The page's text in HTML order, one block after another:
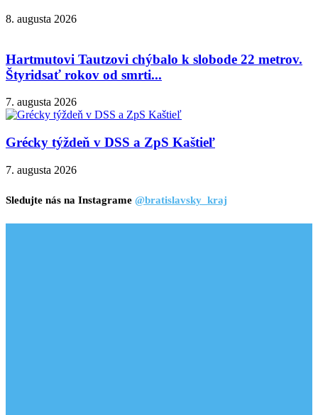
8. augusta 2026
Hartmutovi Tautzovi chýbalo k slobode 22 metrov.
Štyridsať rokov od smrti...
7. augusta 2026
Grécky týždeň v DSS a ZpS Kaštieľ
7. augusta 2026
Sledujte nás na Instagrame @bratislavsky_kraj